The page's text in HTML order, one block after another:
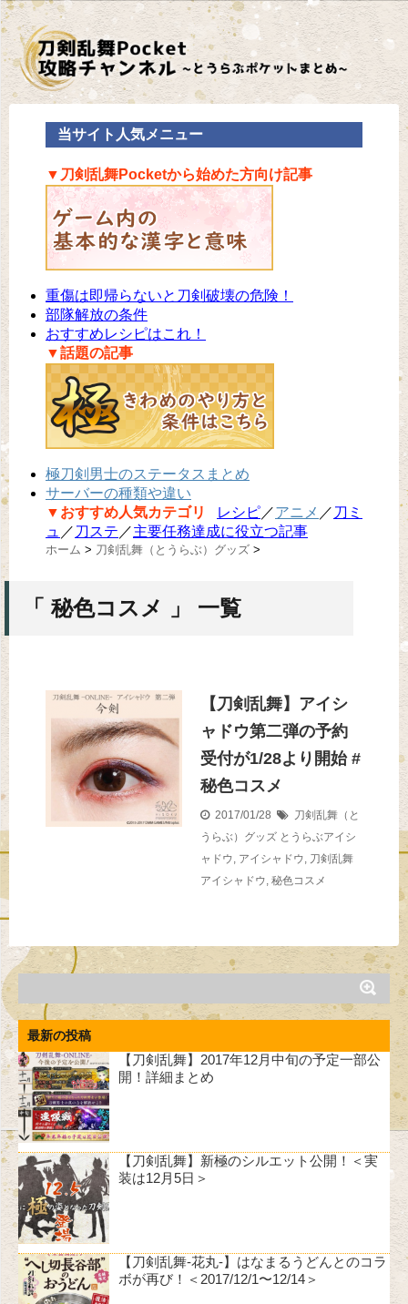
当サイト人気メニュー
▼刀剣乱舞Pocketから始めた方向け記事
重傷は即帰らないと刀剣破壊の危険！
部隊解放の条件
おすすめレシピはこれ！
▼話題の記事
極刀剣男士のステータスまとめ
サーバーの種類や違い
▼おすすめ人気カテゴリ
レシピ／アニメ ／ 刀ミ
ュ ／ 刀ステ ／主要任務達成に役立つ記事
ホーム > 刀剣乱舞（とうらぶ）グッズ >
「 秘色コスメ 」 一覧
【刀剣乱舞】アイシ
ャドウ第二弾の予約
受付が1/28より開始 #
秘色コスメ
2017/01/28
刀剣乱舞（と
うらぶ）グッズ とうらぶアイシ
ャドウ, アイシャドウ, 刀剣乱舞
アイシャドウ, 秘色コスメ
最新の投稿
【刀剣乱舞】2017年12月中旬の予定一部公
開！詳細まとめ
【刀剣乱舞】新極のシルエット公開！＜実
装は12月5日＞
【刀剣乱舞-花丸-】はなまるうどんとのコラ
ボが再び！＜2017/12/1〜12/14＞